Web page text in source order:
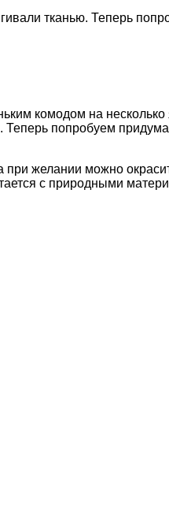
тканью. Теперь
комодом на
Теперь попробуем
желании можно
с природными